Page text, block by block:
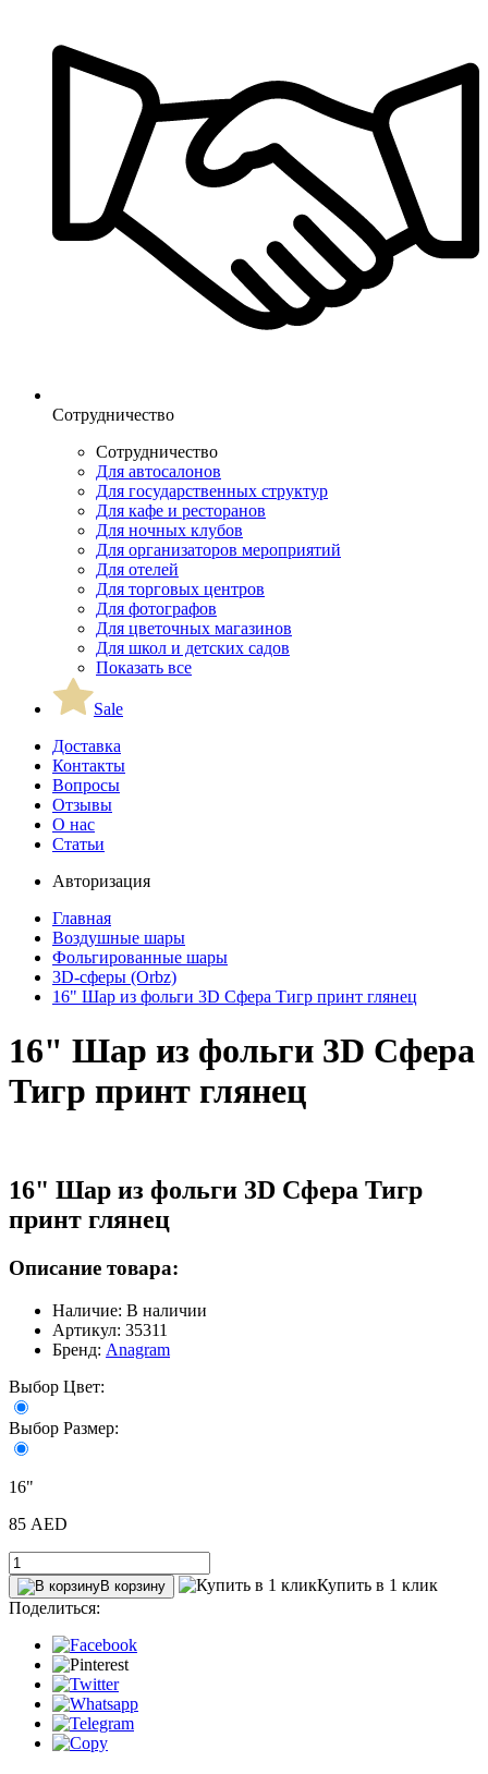
Сотрудничество
Сотрудничество
Для автосалонов
Для государственных структур
Для кафе и ресторанов
Для ночных клубов
Для организаторов мероприятий
Для отелей
Для торговых центров
Для фотографов
Для цветочных магазинов
Для школ и детских садов
Показать все
Sale
Доставка
Контакты
Вопросы
Отзывы
О нас
Статьи
Авторизация
Главная
Воздушные шары
Фольгированные шары
3D-сферы (Orbz)
16" Шар из фольги 3D Сфера Тигр принт глянец
16" Шар из фольги 3D Сфера
Тигр принт глянец
16" Шар из фольги 3D Сфера Тигр
принт глянец
Описание товара:
Наличие: В наличии
Артикул: 35311
Бренд: Anagram
Выбор Цвет:
Выбор Размер:
16"
85 AED
В корзину
Купить в 1 клик
Поделиться: